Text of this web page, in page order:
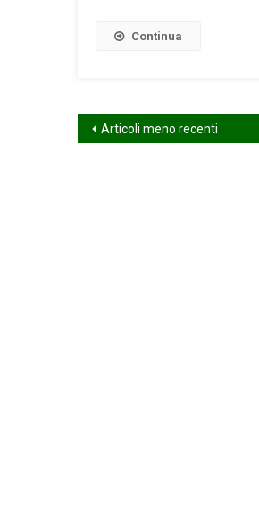
Continua
Navigazione
Articoli meno recenti